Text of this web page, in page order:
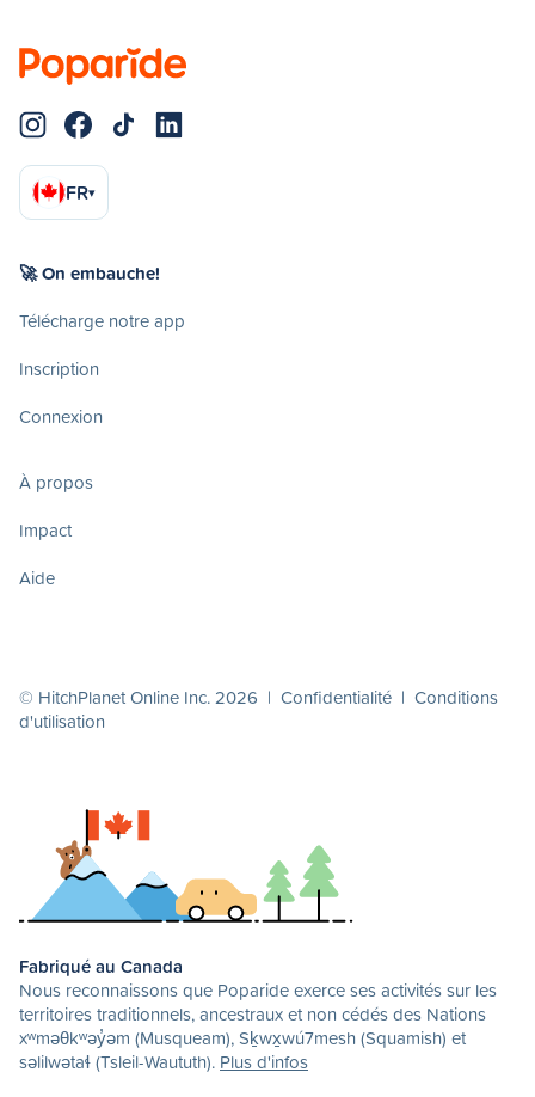
FR▾
🚀 On embauche!
Télécharge notre app
Inscription
Connexion
À propos
Impact
Aide
© HitchPlanet Online Inc. 2026 | Confidentialité | Conditions
d'utilisation
Fabriqué au Canada
Nous reconnaissons que Poparide exerce ses activités sur les
territoires traditionnels, ancestraux et non cédés des Nations
xʷməθkʷəy̓əm (Musqueam), Sḵwx̱wú7mesh (Squamish) et
səlilwətaɬ (Tsleil-Waututh). Plus d'infos